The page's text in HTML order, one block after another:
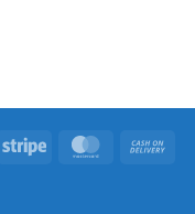
Stripe MasterCard